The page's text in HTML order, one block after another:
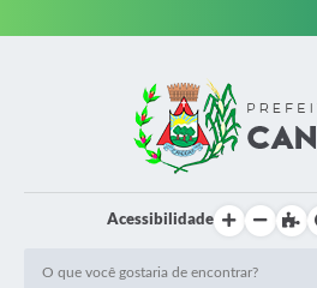
Acessibilidade